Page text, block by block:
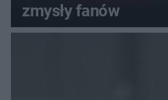
zmysły fanów